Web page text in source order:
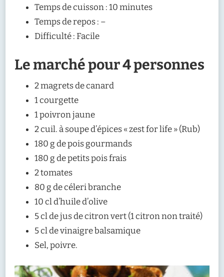
Temps de cuisson : 10 minutes
Temps de repos : –
Difficulté : Facile
Le marché pour 4 personnes
2 magrets de canard
1 courgette
1 poivron jaune
2 cuil. à soupe d’épices « zest for life » (Rub)
180 g de pois gourmands
180 g de petits pois frais
2 tomates
80 g de céleri branche
10 cl d’huile d’olive
5 cl de jus de citron vert (1 citron non traité)
5 cl de vinaigre balsamique
Sel, poivre.